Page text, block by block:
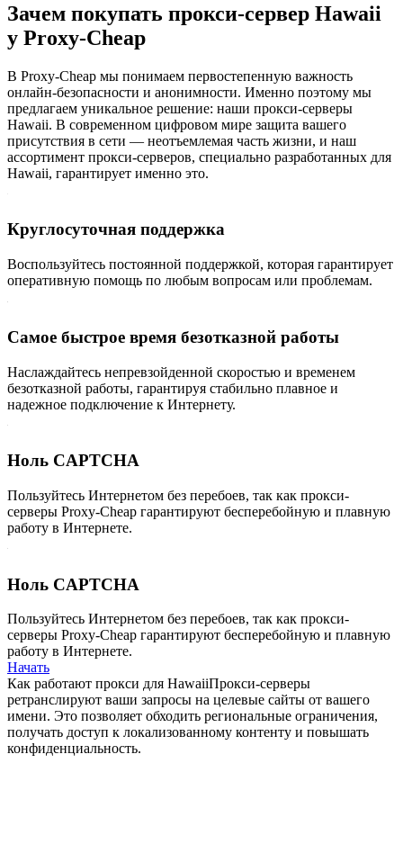
Зачем покупать прокси-сервер Hawaii
у Proxy-Cheap
В Proxy-Cheap мы понимаем первостепенную важность
онлайн-безопасности и анонимности. Именно поэтому мы
предлагаем уникальное решение: наши прокси-серверы
Hawaii. В современном цифровом мире защита вашего
присутствия в сети — неотъемлемая часть жизни, и наш
ассортимент прокси-серверов, специально разработанных для
Hawaii, гарантирует именно это.
Круглосуточная поддержка
Воспользуйтесь постоянной поддержкой, которая гарантирует
оперативную помощь по любым вопросам или проблемам.
Самое быстрое время безотказной работы
Наслаждайтесь непревзойденной скоростью и временем
безотказной работы, гарантируя стабильно плавное и
надежное подключение к Интернету.
Ноль CAPTCHA
Пользуйтесь Интернетом без перебоев, так как прокси-
серверы Proxy-Cheap гарантируют бесперебойную и плавную
работу в Интернете.
Ноль CAPTCHA
Пользуйтесь Интернетом без перебоев, так как прокси-
серверы Proxy-Cheap гарантируют бесперебойную и плавную
работу в Интернете.
Начать
Как работают прокси для HawaiiПрокси-серверы
ретранслируют ваши запросы на целевые сайты от вашего
имени. Это позволяет обходить региональные ограничения,
получать доступ к локализованному контенту и повышать
конфиденциальность.